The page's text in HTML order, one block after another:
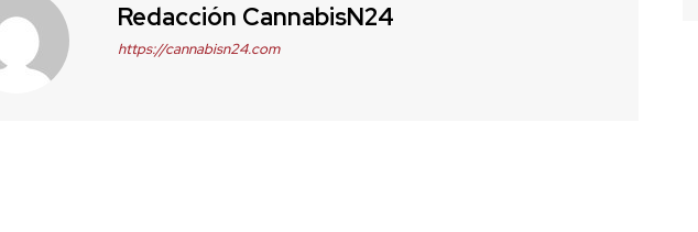
Redacción CannabisN24
https://cannabisn24.com